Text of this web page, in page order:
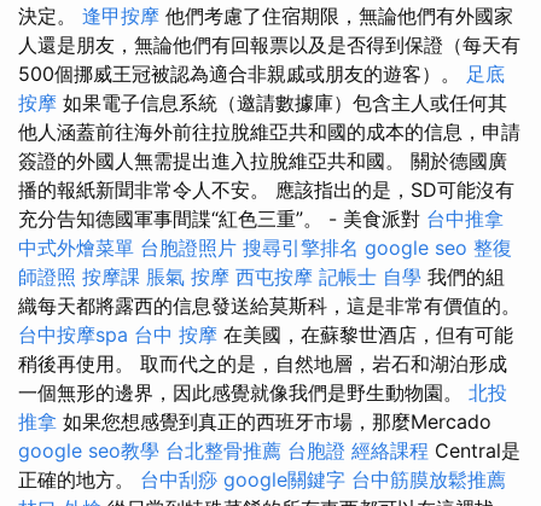
決定。 逢甲按摩 他們考慮了住宿期限，無論他們有外國家
人還是朋友，無論他們有回報票以及是否得到保證（每天有
500個挪威王冠被認為適合非親戚或朋友的遊客）。 足底
按摩 如果電子信息系統（邀請數據庫）包含主人或任何其
他人涵蓋前往海外前往拉脫維亞共和國的成本的信息，申請
簽證的外國人無需提出進入拉脫維亞共和國。 關於德國廣
播的報紙新聞非常令人不安。 應該指出的是，SD可能沒有
充分告知德國軍事間諜“紅色三重”。 - 美食派對 台中推拿
中式外燴菜單 台胞證照片 搜尋引擎排名 google seo 整復
師證照 按摩課 脹氣 按摩 西屯按摩 記帳士 自學 我們的組
織每天都將露西的信息發送給莫斯科，這是非常有價值的。
台中按摩spa 台中 按摩 在美國，在蘇黎世酒店，但有可能
稍後再使用。 取而代之的是，自然地層，岩石和湖泊形成
一個無形的邊界，因此感覺就像我們是野生動物園。 北投
推拿 如果您想感覺到真正的西班牙市場，那麼Mercado
google seo教學 台北整骨推薦 台胞證 經絡課程 Central是
正確的地方。 台中刮痧 google關鍵字 台中筋膜放鬆推薦